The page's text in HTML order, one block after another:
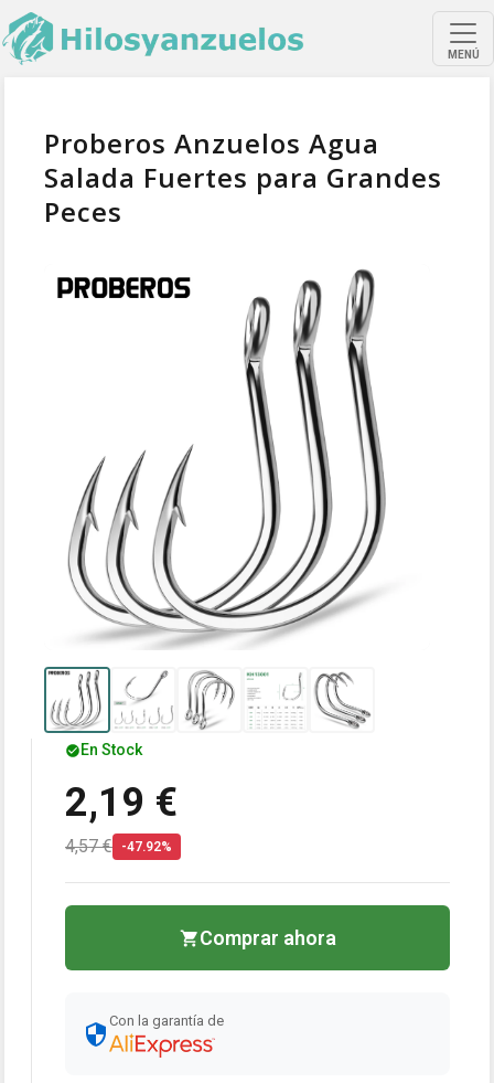
MENÚ
Proberos Anzuelos Agua
Salada Fuertes para Grandes
Peces
En Stock
2,19 €
4,57 € -47.92%
Comprar ahora
Con la garantía de